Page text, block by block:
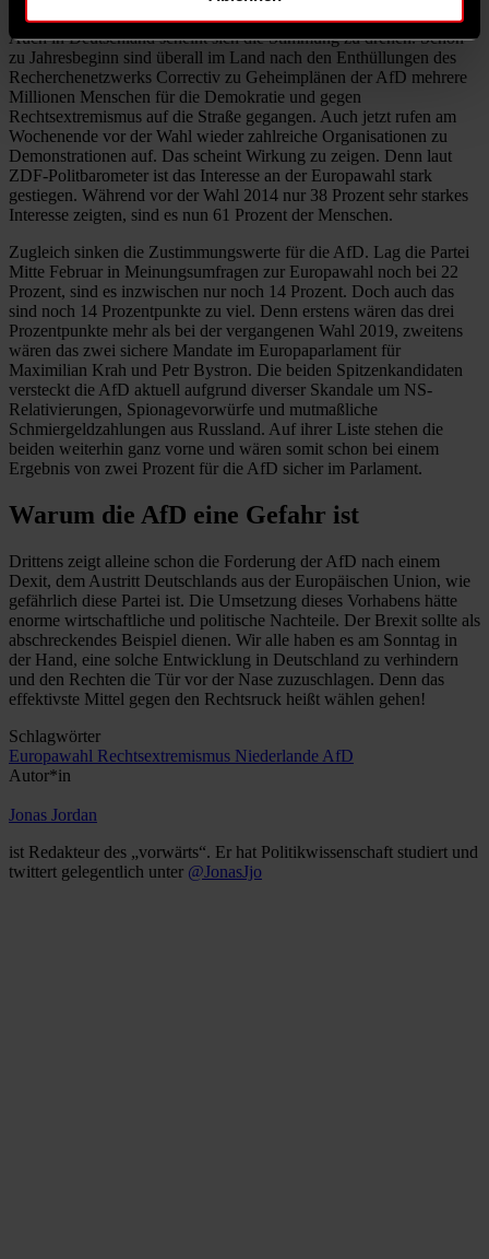
Auch in Deutschland scheint sich die Stimmung zu drehen. Schon
zu Jahresbeginn sind überall im Land nach den Enthüllungen des
Recherchenetzwerks Correctiv zu Geheimplänen der AfD mehrere
Millionen Menschen für die Demokratie und gegen
Rechtsextremismus auf die Straße gegangen. Auch jetzt rufen am
Wochenende vor der Wahl wieder zahlreiche Organisationen zu
Demonstrationen auf. Das scheint Wirkung zu zeigen. Denn laut
ZDF-Politbarometer ist das Interesse an der Europawahl stark
gestiegen. Während vor der Wahl 2014 nur 38 Prozent sehr starkes
Interesse zeigten, sind es nun 61 Prozent der Menschen.
Zugleich sinken die Zustimmungswerte für die AfD. Lag die Partei
Mitte Februar in Meinungsumfragen zur Europawahl noch bei 22
Prozent, sind es inzwischen nur noch 14 Prozent. Doch auch das
sind noch 14 Prozentpunkte zu viel. Denn erstens wären das drei
Prozentpunkte mehr als bei der vergangenen Wahl 2019, zweitens
wären das zwei sichere Mandate im Europaparlament für
Maximilian Krah und Petr Bystron. Die beiden Spitzenkandidaten
versteckt die AfD aktuell aufgrund diverser Skandale um NS-
Relativierungen, Spionagevorwürfe und mutmaßliche
Schmiergeldzahlungen aus Russland. Auf ihrer Liste stehen die
beiden weiterhin ganz vorne und wären somit schon bei einem
Ergebnis von zwei Prozent für die AfD sicher im Parlament.
Warum die AfD eine Gefahr ist
Drittens zeigt alleine schon die Forderung der AfD nach einem
Dexit, dem Austritt Deutschlands aus der Europäischen Union, wie
gefährlich diese Partei ist. Die Umsetzung dieses Vorhabens hätte
enorme wirtschaftliche und politische Nachteile. Der Brexit sollte als
abschreckendes Beispiel dienen. Wir alle haben es am Sonntag in
der Hand, eine solche Entwicklung in Deutschland zu verhindern
und den Rechten die Tür vor der Nase zuzuschlagen. Denn das
effektivste Mittel gegen den Rechtsruck heißt wählen gehen!
Schlagwörter
Europawahl Rechtsextremismus Niederlande AfD
Autor*in
Jonas Jordan
ist Redakteur des „vorwärts“. Er hat Politikwissenschaft studiert und
twittert gelegentlich unter @JonasJjo